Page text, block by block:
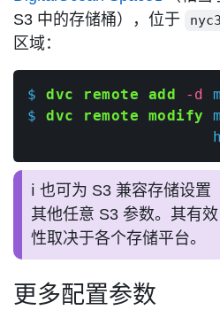
S3 中的存储桶），位于
nyc3
区域：
$ dvc remote add
-d
$ dvc remote modify
也可为 S3 兼容存储设置
其他任意 S3 参数。其有效
性取决于各个存储平台。
更多配置参数